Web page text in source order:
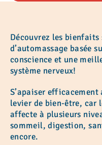
Découvrez les bienfaits
d’automassage basée
conscience et une
système nerveux!
S’apaiser
levier de bien-être, car
affecte à plusieurs
sommeil, digestion,
encore.